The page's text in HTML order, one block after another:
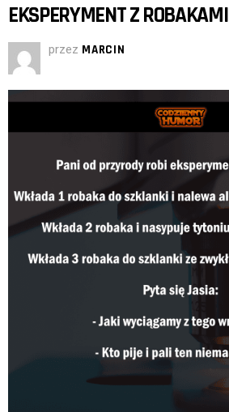
EKSPERYMENT Z ROBAKAMI
przez MARCIN